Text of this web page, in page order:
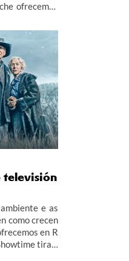
ofrecemos
e Maxi
a familia; e a
Anora. E non
The Fear
TV.
televisión
e as
como crecen
en R
tira a